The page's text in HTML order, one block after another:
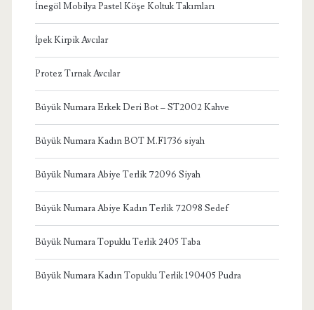
İnegöl Mobilya Pastel Köşe Koltuk Takımları
İpek Kirpik Avcılar
Protez Tırnak Avcılar
Büyük Numara Erkek Deri Bot – ST2002 Kahve
Büyük Numara Kadın BOT M.F1736 siyah
Büyük Numara Abiye Terlik 72096 Siyah
Büyük Numara Abiye Kadın Terlik 72098 Sedef
Büyük Numara Topuklu Terlik 2405 Taba
Büyük Numara Kadın Topuklu Terlik 190405 Pudra